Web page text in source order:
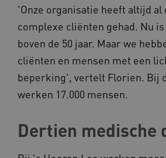
'Onze organisatie heeft altijd al
complexe cliënten gehad. Nu
boven de 50 jaar. Maar we
cliënten en mensen met een
beperking', vertelt Florien. Bij
werken 17.000 mensen.
Dertien medische